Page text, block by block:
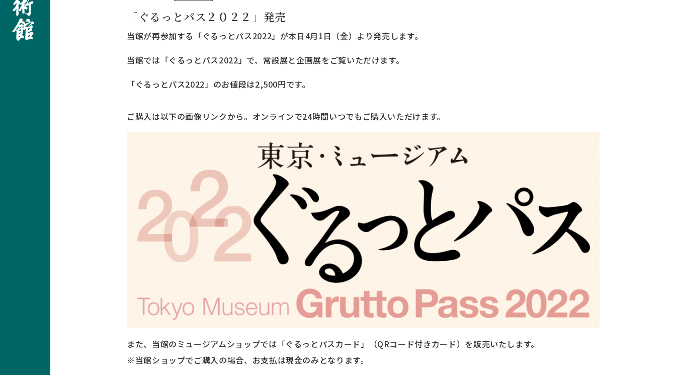
「ぐるっとパス２０２２」発売
当館が再参加する「ぐるっとパス2022」が本日4月1日（金）より発売します。
当館では「ぐるっとパス2022」で、常設展と企画展をご覧いただけます。
「ぐるっとパス2022」のお値段は2,500円です。
ご購入は以下の画像リンクから。オンラインで24時間いつでもご購入いただけます。
また、当館のミュージアムショップでは「ぐるっとパスカード」（QRコード付きカード）を販売いたします。
※当館ショップでご購入の場合、お支払は現金のみとなります。